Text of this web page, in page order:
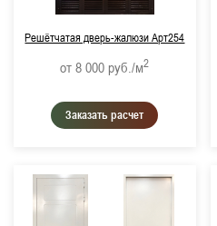
Решётчатая дверь-жалюзи Арт254
от 8 000 руб./м2
Заказать расчет